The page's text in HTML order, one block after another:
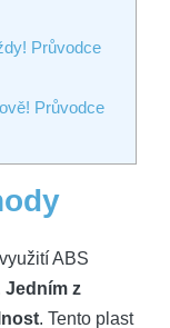
Průvodce
Průvodce
ABS
Jedním z
. Tento plast